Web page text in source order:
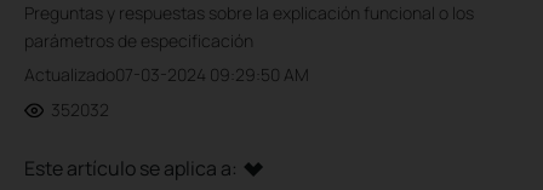
Preguntas y respuestas sobre la explicación funcional o los
parámetros de especificación
Actualizado07-03-2024 09:29:50 AM
352032
Este artículo se aplica a: